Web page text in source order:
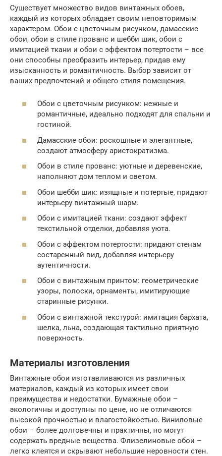
Существует множество видов винтажных обоев,
каждый из которых обладает своим неповторимым
характером. Обои с цветочным рисунком, дамасские
обои, обои в стиле прованс и шебби шик, обои с
имитацией ткани и обои с эффектом потертости – все
они способны преобразить интерьер, придав ему
изысканность и романтичность. Выбор зависит от
ваших предпочтений и общего стиля помещения.
Обои с цветочным рисунком: нежные и
романтичные, идеально подходят для спальни и
гостиной.
Дамасские обои: роскошные и элегантные,
создают атмосферу аристократизма.
Обои в стиле прованс: уютные и деревенские,
наполняют дом теплом и светом.
Обои шебби шик: изящные и потертые, придают
интерьеру винтажный шарм.
Обои с имитацией ткани: создают эффект
текстильной отделки, добавляя уюта.
Обои с эффектом потертости: придают стенам
состаренный вид, добавляя интерьеру
аутентичности.
Обои с винтажным принтом: геометрические
узоры, полоски, орнаменты, имитирующие
старинные рисунки.
Обои с винтажной текстурой: имитация бархата,
шелка, льна, создающая тактильно приятную
поверхность.
Материалы изготовления
Винтажные обои изготавливаются из различных
материалов, каждый из которых имеет свои
преимущества и недостатки. Бумажные обои –
экологичны и доступны по цене, но не отличаются
высокой прочностью и влагостойкостью. Виниловые
обои – более долговечны и практичны, но могут
содержать вредные вещества. Флизелиновые обои –
легко клеятся и скрывают небольшие неровности стен.